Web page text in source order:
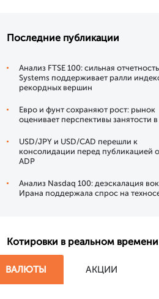
Последние публикации
Анализ FTSE 100: сильная
Systems поддерживает ралли
рекордных вершин
Евро и фунт сохраняют рост: рынок
оценивает перспективы занятости
USD/JPY и USD/CAD перешли к
консолидации перед публикацией
ADP
Анализ Nasdaq 100: деэскалация
Ирана поддержала спрос на
Котировки в реальном времени
ВАЛЮТЫ АКЦИИ